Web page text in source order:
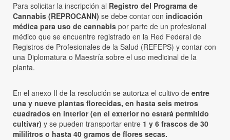
Para solicitar la inscripción al Registro del Programa de
Cannabis (REPROCANN) se debe contar con indicación
médica para uso de cannabis por parte de un profesional
médico que se encuentre registrado en la Red Federal de
Registros de Profesionales de la Salud (REFEPS) y contar con
una Diplomatura o Maestría sobre el uso medicinal de la
planta.
En el anexo II de la resolución se autoriza el cultivo de entre
una y nueve plantas florecidas, en hasta seis metros
cuadrados en interior (en el exterior no estará permitido
cultivar) y se pueden transportar entre 1 y 6 frascos de 30
mililitros o hasta 40 gramos de flores secas.